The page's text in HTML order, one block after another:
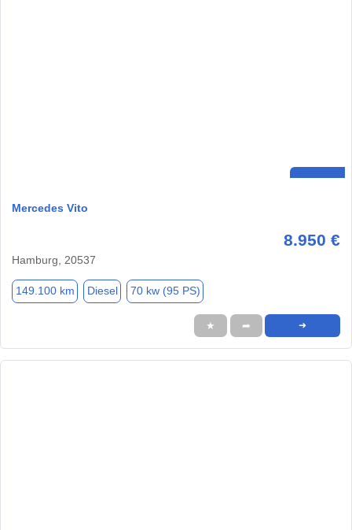
Mercedes Vito
8.950 €
Hamburg, 20537
149.100 km Diesel 70 kw (95 PS)
★ ➦ ➜